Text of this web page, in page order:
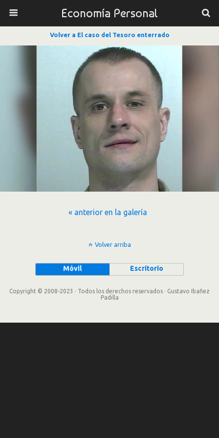
Economía Personal
Volver a El caso del Tesoro enterrado
« anterior en la galería
Volver arriba
Móvil Escritorio
Copyright © 2008-2023 · Todos los derechos reservados · Gustavo Ibañez
Padilla